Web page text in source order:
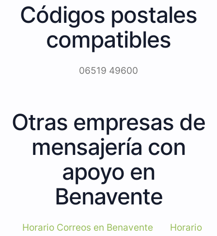
Códigos postales
compatibles
06519 49600
Otras empresas de
mensajería con
apoyo en
Benavente
Horario Correos en Benavente
Horario